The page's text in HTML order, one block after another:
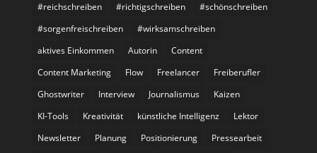
#reichschreiben
#richtigschreiben
#schönschreiben
#sorgenfreischreiben
#wirksamschreiben
aktives Einkommen
Autorin
Content
Content Marketing
Flow Freelancer
Freiberufler
Ghostwriter
Interview Journalismus
Kaizen
KI-Tools
Kreativität künstliche Intelligenz
Lektor
Newsletter
Planung Positionierung
Pressearbeit